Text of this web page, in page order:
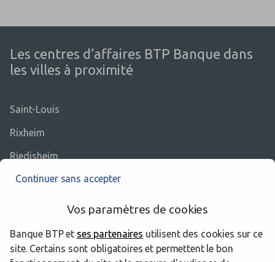
Les centres d’affaires BTP Banque dans
les villes à proximité
Saint-Louis
Rixheim
Riedisheim
Mulhouse
Les centres d’affaires BTP Banque dans
les départements limitrophes
Continuer sans accepter
Vos paramètres de cookies
Banque BTP et ses partenaires utilisent des cookies sur ce
site. Certains sont obligatoires et permettent le bon